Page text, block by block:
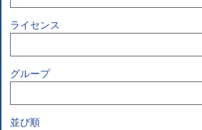
ライセンス
グループ
並び順